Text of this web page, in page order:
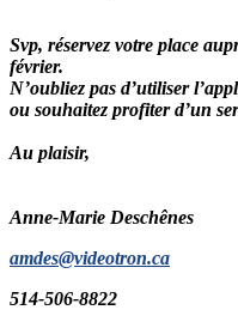
Svp, réservez votre place
février.
N’oubliez pas d’utiliser
ou souhaitez profiter d’un
Au plaisir,
Anne-Marie Deschênes
amdes@videotron.ca
514-506-8822